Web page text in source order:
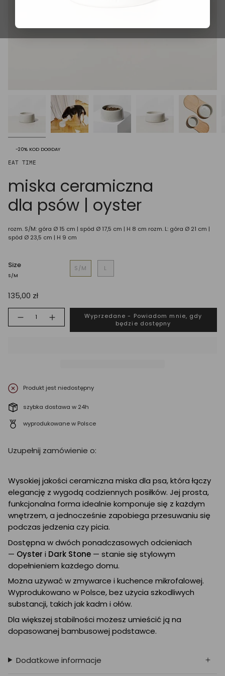
-20% KOD DOGDAY
EAT TIME
miska ceramiczna
dla psów | oyster
rozm. S/M: góra Ø 15 cm | spód Ø 17,5 cm | H 8 cm rozm. L: góra Ø 21 cm |
spód Ø 23,5 cm | H 9 cm
Size
S/M
S/M L
135,00 zł
Wyprzedane - Powiadom mnie, gdy
będzie dostępny
Produkt jest niedostępny
szybka dostawa w 24h
wyprodukowane w Polsce
Uzupełnij zamówienie o:
Wysokiej jakości ceramiczna miska dla psa, która łączy
elegancję z wygodą codziennych posiłków. Jej prosta,
funkcjonalna forma idealnie komponuje się z każdym
wnętrzem, a jednocześnie zapobiega przesuwaniu się
podczas jedzenia czy picia.
Dostępna w dwóch ponadczasowych odcieniach
— Oyster i Dark Stone — stanie się stylowym
dopełnieniem każdego domu.
Można używać w zmywarce i kuchence mikrofalowej.
Wyprodukowano w Polsce, bez użycia szkodliwych
substancji, takich jak kadm i ołów.
Dla większej stabilności możesz umieścić ją na
dopasowanej bambusowej podstawce.
Dodatkowe informacje